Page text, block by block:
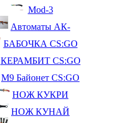
Mod-3
Автоматы АК-
БАБОЧКА CS:GO
КЕРАМБИТ CS:GO
М9 Байонет CS:GO
НОЖ КУКРИ
НОЖ КУНАЙ